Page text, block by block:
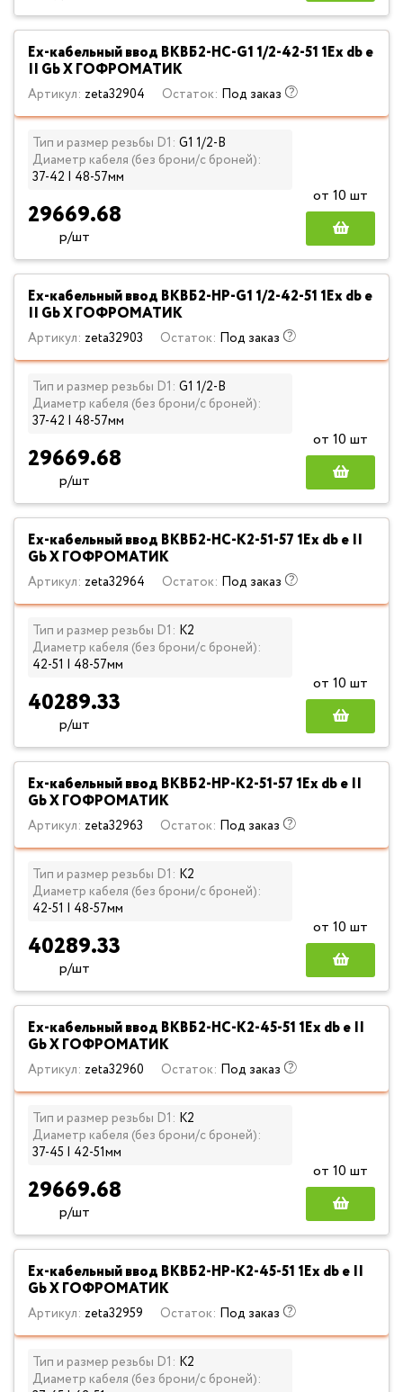
Ех-кабельный ввод ВКВБ2-НС-G1 1/2-42-51 1Ex db e
II Gb X ГОФРОМАТИК
Артикул: zeta32904 Остаток: Под заказ
Тип и размер резьбы D1: G1 1/2-В
Диаметр кабеля (без брони/с броней):
37-42 | 48-57мм
29669.68
р/шт
от 10 шт
Ех-кабельный ввод ВКВБ2-НР-G1 1/2-42-51 1Ex db e
II Gb X ГОФРОМАТИК
Артикул: zeta32903 Остаток: Под заказ
Тип и размер резьбы D1: G1 1/2-В
Диаметр кабеля (без брони/с броней):
37-42 | 48-57мм
29669.68
р/шт
от 10 шт
Ех-кабельный ввод ВКВБ2-НС-К2-51-57 1Ex db e II
Gb X ГОФРОМАТИК
Артикул: zeta32964 Остаток: Под заказ
Тип и размер резьбы D1: К2
Диаметр кабеля (без брони/с броней):
42-51 | 48-57мм
40289.33
р/шт
от 10 шт
Ех-кабельный ввод ВКВБ2-НР-К2-51-57 1Ex db e II
Gb X ГОФРОМАТИК
Артикул: zeta32963 Остаток: Под заказ
Тип и размер резьбы D1: К2
Диаметр кабеля (без брони/с броней):
42-51 | 48-57мм
40289.33
р/шт
от 10 шт
Ех-кабельный ввод ВКВБ2-НС-К2-45-51 1Ex db e II
Gb X ГОФРОМАТИК
Артикул: zeta32960 Остаток: Под заказ
Тип и размер резьбы D1: К2
Диаметр кабеля (без брони/с броней):
37-45 | 42-51мм
29669.68
р/шт
от 10 шт
Ех-кабельный ввод ВКВБ2-НР-К2-45-51 1Ex db e II
Gb X ГОФРОМАТИК
Артикул: zeta32959 Остаток: Под заказ
Тип и размер резьбы D1: К2
Диаметр кабеля (без брони/с броней):